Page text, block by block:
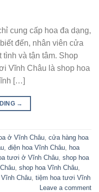
cung cấp hoa đa dạng,
đến, nhân viên cửa
tình và tận tâm. Shop
Vĩnh Châu là shop hoa
[…]
→
ở Vĩnh Châu cửa hàng hoa
điện hoa Vĩnh Châu
hoa
tươi ở Vĩnh Châu shop hoa
shop hoa Vĩnh Châu
Châu tiệm hoa tươi Vĩnh
Leave a comment